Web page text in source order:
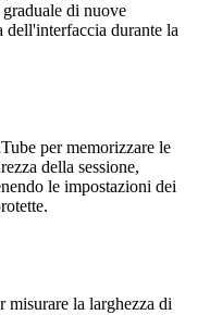
di nuove
dell'interfaccia durante la
per memorizzare le
della sessione,
le impostazioni dei
misurare la larghezza di